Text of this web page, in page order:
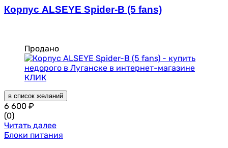
Корпус ALSEYE Spider-B (5 fans)
Продано
в список желаний
6 600 ₽
(0)
Читать далее
Блоки питания